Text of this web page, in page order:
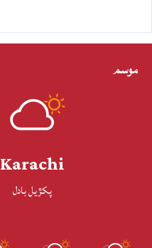
موسم
Karachi
پکڙيل بادل